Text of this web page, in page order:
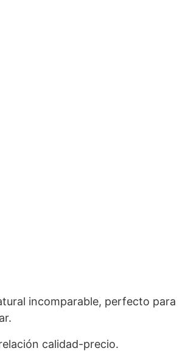
incomparable, perfecto para
calidad-precio.